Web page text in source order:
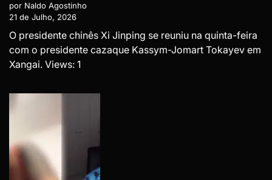
por Naldo Agostinho
21 de Julho, 2026
O presidente chinês Xi Jinping se reuniu na quinta-feira
com o presidente cazaque Kassym-Jomart Tokayev em
Xangai. Views: 1